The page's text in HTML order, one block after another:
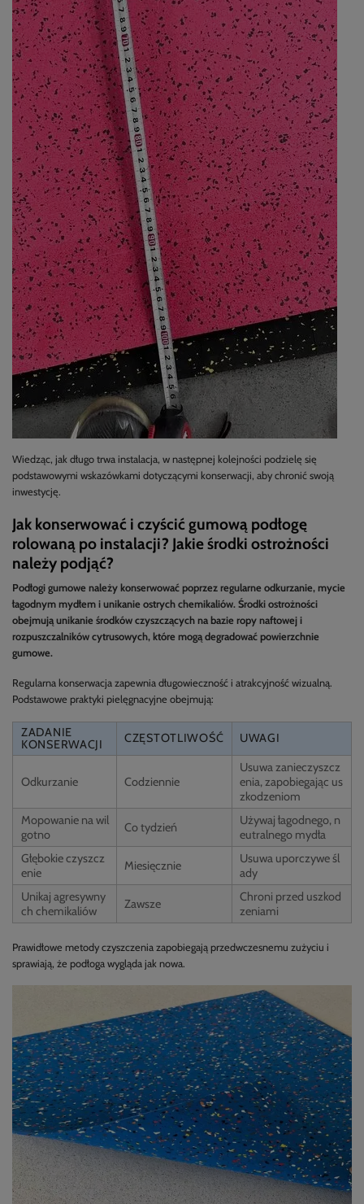
Wiedząc, jak długo trwa instalacja, w następnej kolejności podzielę się
podstawowymi wskazówkami dotyczącymi konserwacji, aby chronić swoją
inwestycję.
Jak konserwować i czyścić gumową podłogę
rolowaną po instalacji? Jakie środki ostrożności
należy podjąć?
Podłogi gumowe należy konserwować poprzez regularne odkurzanie, mycie
łagodnym mydłem i unikanie ostrych chemikaliów. Środki ostrożności
obejmują unikanie środków czyszczących na bazie ropy naftowej i
rozpuszczalników cytrusowych, które mogą degradować powierzchnie
gumowe.
Regularna konserwacja zapewnia długowieczność i atrakcyjność wizualną.
Podstawowe praktyki pielęgnacyjne obejmują:
ZADANIE
KONSERWACJI
CZĘSTOTLIWOŚĆ UWAGI
Odkurzanie Codziennie
Usuwa zanieczyszcz
enia, zapobiegając us
zkodzeniom
Mopowanie na wil
gotno
Co tydzień
Używaj łagodnego, n
eutralnego mydła
Głębokie czyszcz
enie
Miesięcznie
Usuwa uporczywe śl
ady
Unikaj agresywny
ch chemikaliów
Zawsze
Chroni przed uszkod
zeniami
Prawidłowe metody czyszczenia zapobiegają przedwczesnemu zużyciu i
sprawiają, że podłoga wygląda jak nowa.